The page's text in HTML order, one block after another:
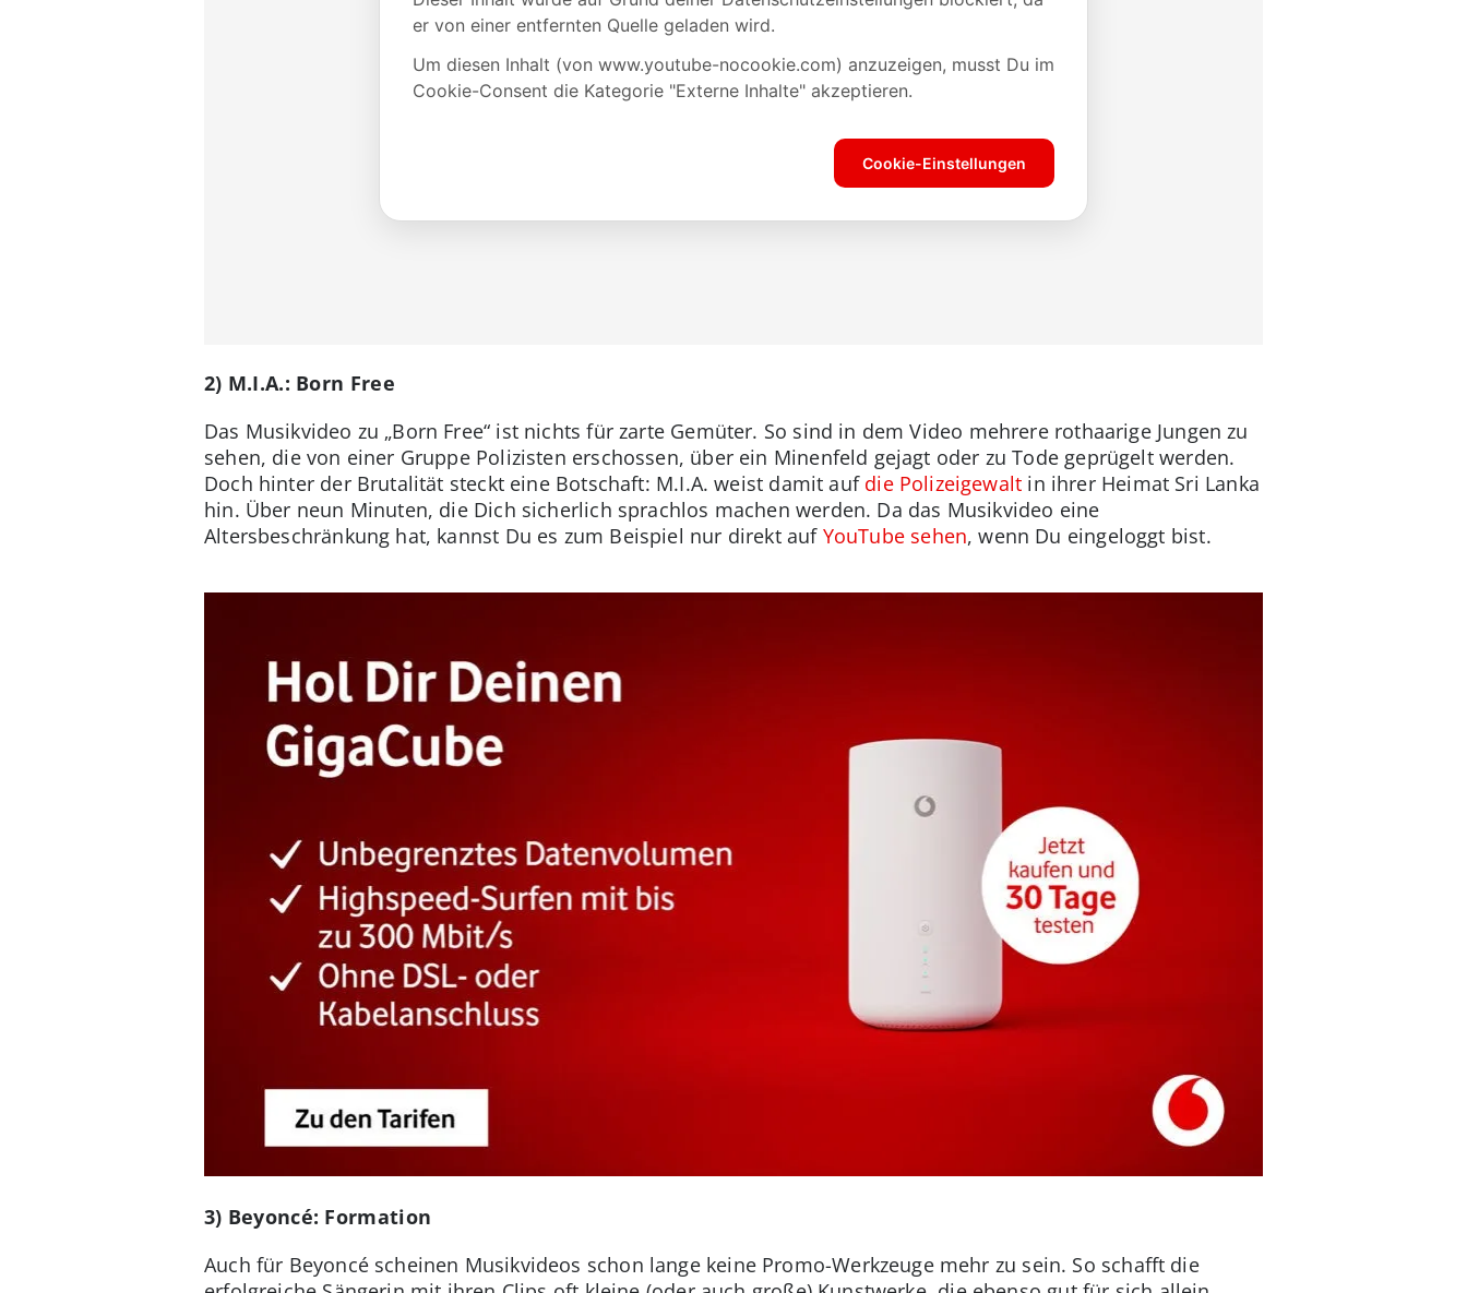
2) M.I.A.: Born Free
Das Musikvideo zu „Born Free“ ist nichts für zarte Gemüter. So sind in dem Video mehrere rothaarige Jungen zu
sehen, die von einer Gruppe Polizisten erschossen, über ein Minenfeld gejagt oder zu Tode geprügelt werden.
Doch hinter der Brutalität steckt eine Botschaft: M.I.A. weist damit auf die Polizeigewalt in ihrer Heimat Sri Lanka
hin. Über neun Minuten, die Dich sicherlich sprachlos machen werden. Da das Musikvideo eine
Altersbeschränkung hat, kannst Du es zum Beispiel nur direkt auf YouTube sehen, wenn Du eingeloggt bist.
3) Beyoncé: Formation
Auch für Beyoncé scheinen Musikvideos schon lange keine Promo-Werkzeuge mehr zu sein. So schafft die